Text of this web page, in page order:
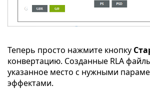
Теперь просто нажмите кнопку
конвертацию. Созданные RLA
указанное место с нужными
эффектами.